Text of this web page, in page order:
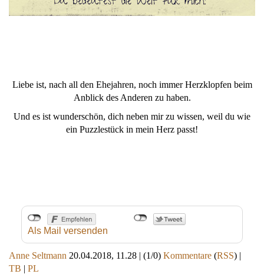
Liebe ist, nach all den Ehejahren, noch immer Herzklopfen beim
Anblick des Anderen zu haben.
Und es ist wunderschön, dich neben mir zu wissen, weil du wie
ein Puzzlestück in mein Herz passt!
Als Mail versenden
Anne Seltmann 20.04.2018, 11.28 | (1/0) Kommentare (RSS) |
TB | PL